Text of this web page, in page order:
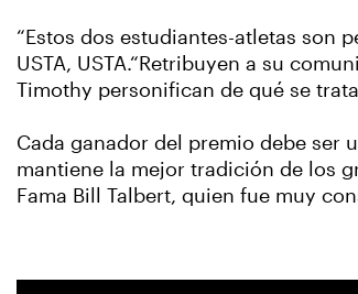
“Estos dos estudiantes-atletas son
USTA, USTA.“Retribuyen a su
Timothy personifican de qué se
Cada ganador del premio debe ser
mantiene la mejor tradición de los
Fama Bill Talbert, quien fue muy